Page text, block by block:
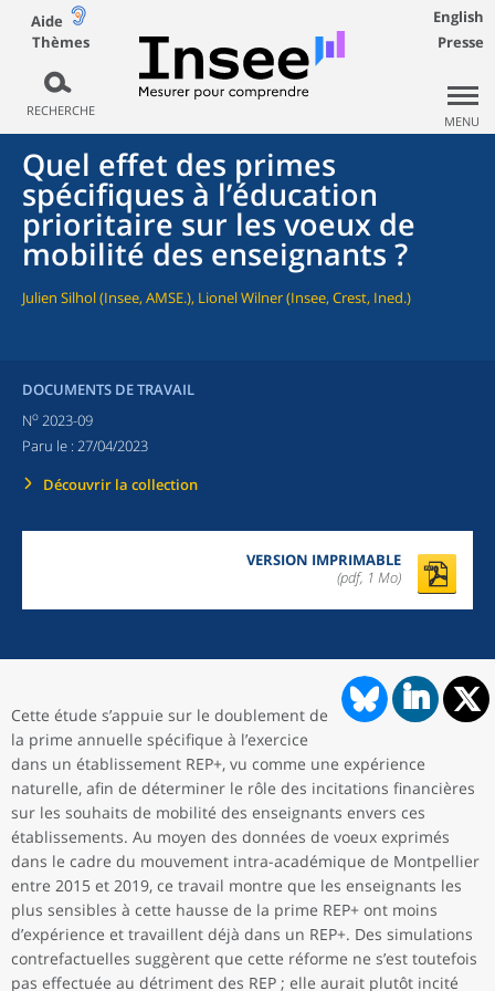
Aide
Thèmes
RECHERCHE
English
Presse
MENU
Quel effet des primes
spécifiques à l’éducation
prioritaire sur les voeux de
mobilité des enseignants ?
Julien Silhol (Insee, AMSE.), Lionel Wilner (Insee, Crest, Ined.)
DOCUMENTS DE TRAVAIL
No 2023-09
Paru le : 27/04/2023
Découvrir la collection
VERSION IMPRIMABLE
(pdf, 1 Mo)
Cette étude s’appuie sur le doublement de
la prime annuelle spécifique à l’exercice
dans un établissement REP+, vu comme une expérience
naturelle, afin de déterminer le rôle des incitations financières
sur les souhaits de mobilité des enseignants envers ces
établissements. Au moyen des données de voeux exprimés
dans le cadre du mouvement intra-académique de Montpellier
entre 2015 et 2019, ce travail montre que les enseignants les
plus sensibles à cette hausse de la prime REP+ ont moins
d’expérience et travaillent déjà dans un REP+. Des simulations
contrefactuelles suggèrent que cette réforme ne s’est toutefois
pas effectuée au détriment des REP ; elle aurait plutôt incité